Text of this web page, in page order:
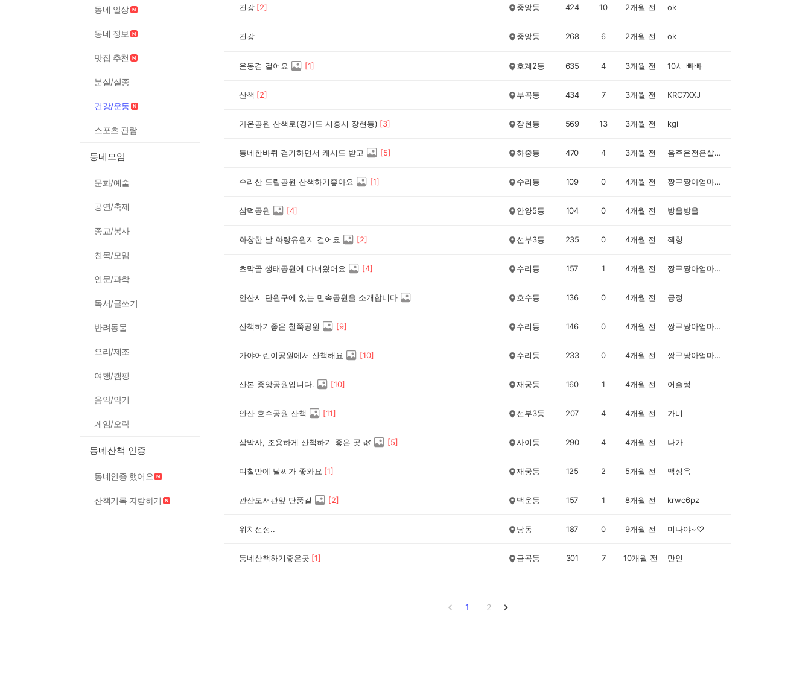
동네 일상
동네 정보
맛집 추천
분실/실종
건강/운동
스포츠 관람
동네모임
문화/예술
공연/축제
종교/봉사
친목/모임
인문/과학
독서/글쓰기
반려동물
요리/제조
여행/캠핑
음악/악기
게임/오락
동네산책 인증
동네인증 했어요
산책기록 자랑하기
건강 [2] 중앙동 424 10 2개월 전 ok
건강 중앙동 268 6 2개월 전 ok
운동겸 걸어요 [1] 호계2동 635 4 3개월 전 10시 빠빠
산책 [2] 부곡동 434 7 3개월 전 KRC7XXJ
가온공원 산책로(경기도 시흥시 장현동) [3] 장현동 569 13 3개월 전 kgi
동네한바퀴 걷기하면서 캐시도 받고 [5] 하중동 470 4 3개월 전 음주운전은살인마
수리산 도립공원 산책하기좋아요 [1] 수리동 109 0 4개월 전 짱구짱아엄마입니다
삼덕공원 [4] 안양5동 104 0 4개월 전 방울방울
화창한 날 화랑유원지 걸어요 [2] 선부3동 235 0 4개월 전 잭힝
초막골 생태공원에 다녀왔어요 [4] 수리동 157 1 4개월 전 짱구짱아엄마입니다
안산시 단원구에 있는 민속공원을 소개합니다 호수동 136 0 4개월 전 긍정
산책하기좋은 철쭉공원 [9] 수리동 146 0 4개월 전 짱구짱아엄마입니다
가야어린이공원에서 산책해요 [10] 수리동 233 0 4개월 전 짱구짱아엄마입니다
산본 중앙공원입니다. [10] 재궁동 160 1 4개월 전 어슬렁
안산 호수공원 산책 [11] 선부3동 207 4 4개월 전 가비
삼막사, 조용하게 산책하기 좋은 곳 🌿 [5] 사이동 290 4 4개월 전 나가
며칠만에 날씨가 좋와요 [1] 재궁동 125 2 5개월 전 백성옥
관산도서관앞 단풍길 [2] 백운동 157 1 8개월 전 krwc6pz
위치선정.. 당동 187 0 9개월 전 미나야~♡
동네산책하기좋은곳 [1] 금곡동 301 7 10개월 전 만인
1 2